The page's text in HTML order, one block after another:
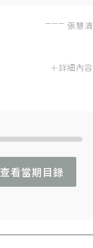
張慧清
＋詳細內容
查看當期目錄